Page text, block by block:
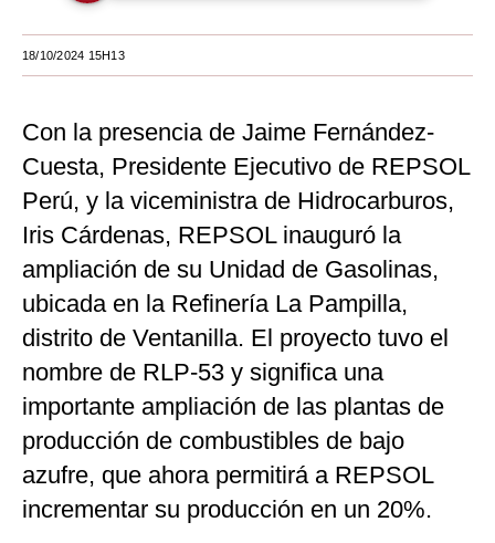
Viajes
Moda
Estilos
Mundo
EEUU
México
España
Internacional
Club del Suscriptor
Mix
G de Gestión
18/10/2024 15H13
Con la presencia de Jaime Fernández-
Cuesta, Presidente Ejecutivo de REPSOL
Perú, y la viceministra de Hidrocarburos,
Iris Cárdenas, REPSOL inauguró la
ampliación de su Unidad de Gasolinas,
ubicada en la Refinería La Pampilla,
distrito de Ventanilla. El proyecto tuvo el
nombre de RLP-53 y significa una
importante ampliación de las plantas de
producción de combustibles de bajo
azufre, que ahora permitirá a REPSOL
incrementar su producción en un 20%.